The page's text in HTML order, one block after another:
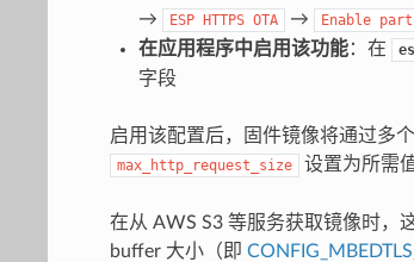
→ ESP HTTPS OTA → Enable
在应用程序中启用该功能：在
字段
启用该配置后，固件镜像将通过多
max_http_request_size 设置为所需
在从 AWS S3 等服务获取镜像时，
buffer 大小（即